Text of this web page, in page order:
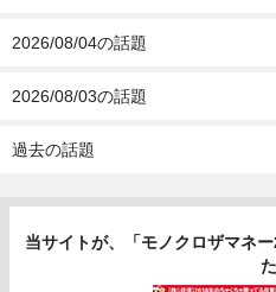
2026/08/04の話題
2026/08/03の話題
過去の話題
当サイトが、「モノクロザマネ
た